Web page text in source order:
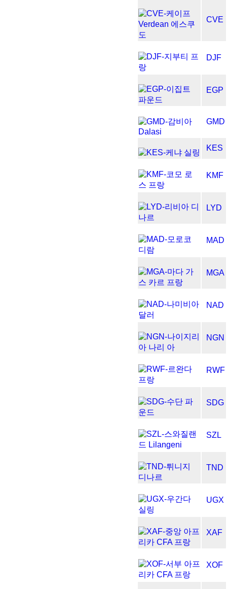
CVE
DJF
EGP
GMD
KES
KMF
LYD
MAD
MGA
NAD
NGN
RWF
SDG
SZL
TND
UGX
XAF
XOF